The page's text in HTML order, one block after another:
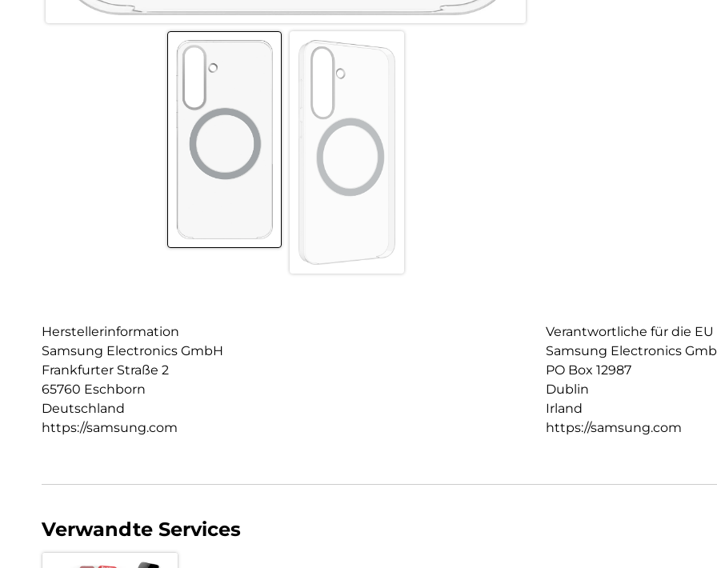
Herstellerinformation
Samsung Electronics GmbH
Frankfurter Straße 2
65760 Eschborn
Deutschland
https://samsung.com
Verantwortliche für die EU
Samsung Electronics
PO Box 12987
Dublin
Irland
https://samsung.com
Verwandte Services